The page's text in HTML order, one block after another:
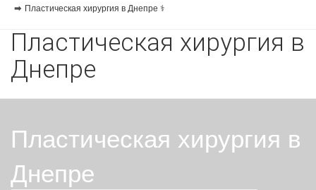
Пластическая хирургия в Днепре ⚕️
Пластическая хирургия в
Днепре
Пластическая хирургия в
Днепре